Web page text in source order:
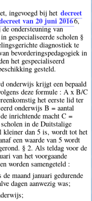
ingevoegd bij het decreet
van 20 juni 20166,
ondersteuning van
gespecialiseerde scholen §
diagnostiek te
bevorderingspedagogiek in
het gespecialiseerd
gesteld.
onderwijs krijgt een bepaald
deze formule : A x B/C
het eerste lid ter
onderwijs B = aantal
inrichtende macht C =
in de Duitstalige
kleiner dan 5 is, wordt tot het
een waarde van 5 wordt
§ 2. Als teldag voor de
van het voorgaande
worden samengeteld :
maand januari gedurende
dagen aanwezig was;